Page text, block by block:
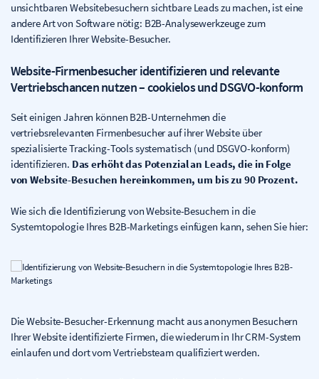
unsichtbaren Websitebesuchern sichtbare Leads zu machen, ist eine
andere Art von Software nötig: B2B-Analysewerkzeuge zum
Identifizieren Ihrer Website-Besucher.
Website-Firmenbesucher identifizieren und relevante
Vertriebschancen nutzen – cookielos und DSGVO-konform
Seit einigen Jahren können B2B-Unternehmen die
vertriebsrelevanten Firmenbesucher auf ihrer Website über
spezialisierte Tracking-Tools systematisch (und DSGVO-konform)
identifizieren. Das erhöht das Potenzial an Leads, die in Folge
von Website-Besuchen hereinkommen, um bis zu 90 Prozent.
Wie sich die Identifizierung von Website-Besuchern in die
Systemtopologie Ihres B2B-Marketings einfügen kann, sehen Sie hier:
Die Website-Besucher-Erkennung macht aus anonymen Besuchern
Ihrer Website identifizierte Firmen, die wiederum in Ihr CRM-System
einlaufen und dort vom Vertriebsteam qualifiziert werden.